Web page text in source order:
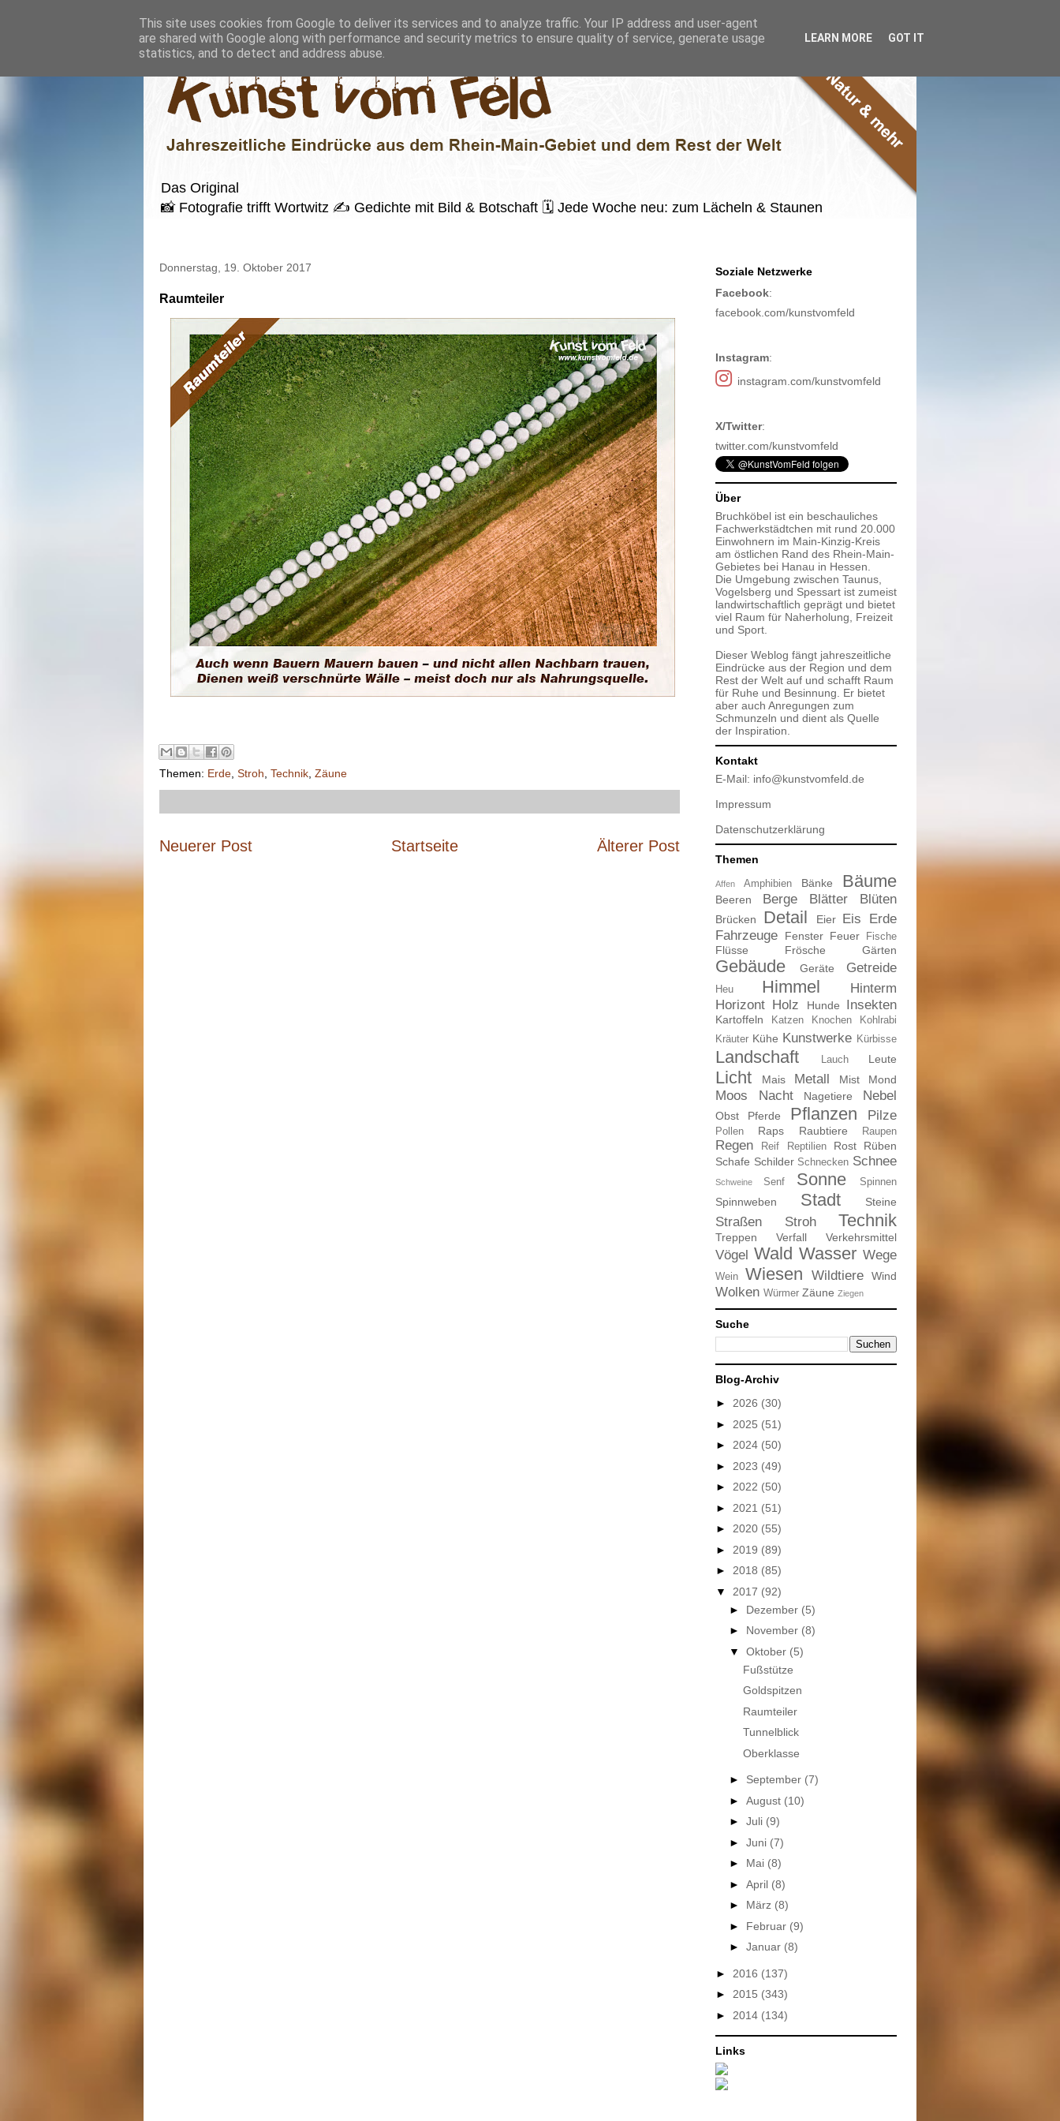
Das Original
📸 Fotografie trifft Wortwitz ✍️ Gedichte mit Bild & Botschaft 🗓 Jede Woche neu: zum Lächeln & Staunen
Donnerstag, 19. Oktober 2017
Raumteiler
Themen: Erde Stroh Technik Zäune
Neuerer Post Älterer Post
Startseite
Soziale Netzwerke
Facebook:
facebook.com/kunstvomfeld
Instagram:
instagram.com/kunstvomfeld
X/Twitter:
twitter.com/kunstvomfeld
Über
Bruchköbel ist ein beschauliches
Fachwerkstädtchen mit rund 20.000
Einwohnern im Main-Kinzig-Kreis
am östlichen Rand des Rhein-Main-
Gebietes bei Hanau in Hessen.
Die Umgebung zwischen Taunus,
Vogelsberg und Spessart ist zumeist
landwirtschaftlich geprägt und bietet
viel Raum für Naherholung, Freizeit
und Sport.
Dieser Weblog fängt jahreszeitliche
Eindrücke aus der Region und dem
Rest der Welt auf und schafft Raum
für Ruhe und Besinnung. Er bietet
aber auch Anregungen zum
Schmunzeln und dient als Quelle
der Inspiration.
Kontakt
E-Mail: info@kunstvomfeld.de
Impressum
Datenschutzerklärung
Themen
Affen Amphibien Bänke Bäume
Beeren Berge Blätter Blüten
Brücken Detail Eier Eis
Erde
Fahrzeuge
Fenster Feuer Fische
Flüsse Frösche Gärten
Gebäude Geräte Getreide
Heu Himmel
Hinterm
Horizont Holz Hunde Insekten
Kartoffeln Katzen Knochen
Kohlrabi
Kräuter Kühe Kunstwerke Kürbisse
Landschaft Lauch Leute
Licht Mais Metall Mist Mond
Moos Nacht Nagetiere Nebel
Obst Pferde Pflanzen Pilze
Pollen Raps Raubtiere Raupen
Regen Reif Reptilien Rost
Rüben
Schafe Schilder Schnecken Schnee
Schweine Senf Sonne Spinnen
Spinnweben Stadt Steine
Straßen Stroh Technik
Treppen Verfall Verkehrsmittel
Vögel Wald Wasser Wege
Wein Wiesen Wildtiere Wind
Wolken Würmer Zäune Ziegen
Suche
Blog-Archiv
► 2026 (30)
► 2025 (51)
► 2024 (50)
► 2023 (49)
► 2022 (50)
► 2021 (51)
► 2020 (55)
► 2019 (89)
► 2018 (85)
▼ 2017 (92)
► Dezember (5)
► November (8)
▼ Oktober (5)
Fußstütze
Goldspitzen
Raumteiler
Tunnelblick
Oberklasse
► September (7)
► August (10)
► Juli (9)
► Juni (7)
► Mai (8)
► April (8)
► März (8)
► Februar (9)
► Januar (8)
► 2016 (137)
► 2015 (343)
► 2014 (134)
Links
This site uses cookies from Google to deliver its services and to analyze traffic. Your IP address and user-agent
are shared with Google along with performance and security metrics to ensure quality of service, generate usage
statistics, and to detect and address abuse.
LEARN MORE GOT IT